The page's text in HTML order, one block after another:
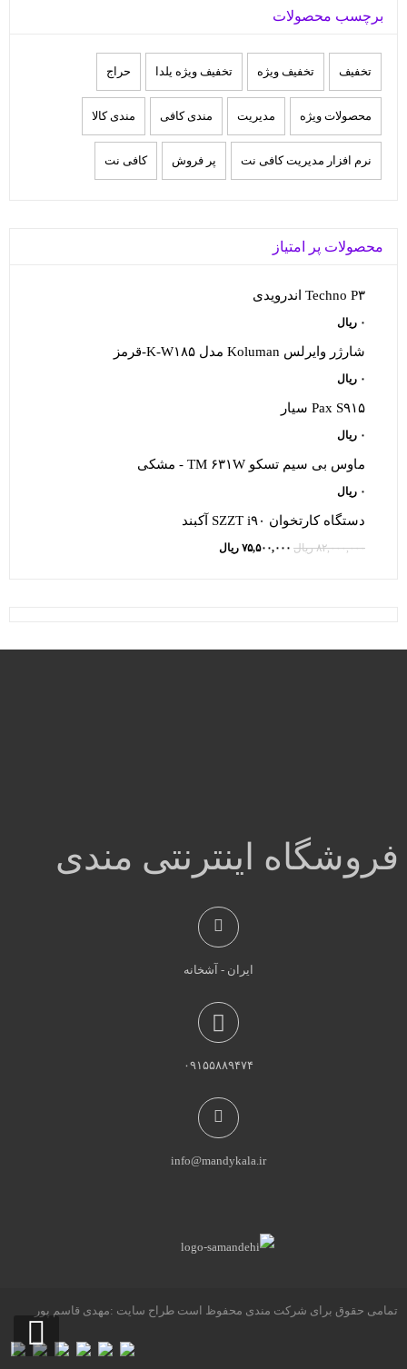
برچسب محصولات
تخفيف تخفیف ویژه تخفیف ویژه یلدا حراج
محصولات ویژه مدیریت مندی کافی مندی کالا
نرم افزار مدیریت کافی نت پر فروش کافی نت
محصولات پر امتیاز
Techno P۳ اندرویدی
۰ ریال
شارژر وایرلس Koluman مدل K-W۱۸۵-قرمز
۰ ریال
Pax S۹۱۵ سیار
۰ ریال
ماوس بی سیم تسکو TM ۶۳۱W - مشکی
۰ ریال
دستگاه کارتخوان SZZT i۹۰ آکبند
۸۲,۰۰۰,۰۰۰ ریال قیمت
۷۵,۵۰۰,۰۰۰ ریال
فروشگاه اینترنتی مندی
ایران - آشخانه
۰۹۱۵۵۸۸۹۴۷۴
info@mandykala.ir
تمامی حقوق برای شرکت مندی محفوظ است طراح سایت :مهدی قاسم پور